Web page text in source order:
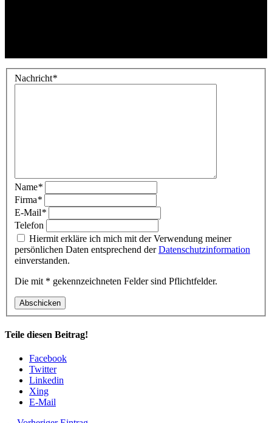
Nachricht*
Name*
Firma*
E-Mail*
Telefon
Hiermit erkläre ich mich mit der Verwendung meiner
persönlichen Daten entsprechend derDatenschutzinformation
einverstanden.
Die mit * gekennzeichneten Felder sind Pflichtfelder.
Abschicken
Teile diesen Beitrag!
Facebook
Twitter
Linkedin
Xing
E-Mail